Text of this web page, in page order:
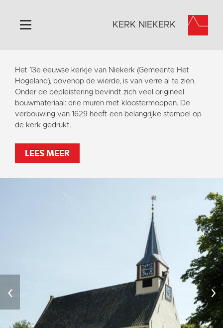
Home
Algemeen
Historie
Omgeving
Activiteiten
Steun ons
Contact
Vaktaal
KERK NIEKERK
Het 13e eeuwse kerkje van Niekerk (Gemeente Het
Hogeland), bovenop de wierde, is van verre al te zien.
Onder de bepleistering bevindt zich veel origineel
bouwmateriaal: drie muren met kloostermoppen. De
verbouwing van 1629 heeft een belangrijke stempel op
de kerk gedrukt.
LEES MEER
‹ ›